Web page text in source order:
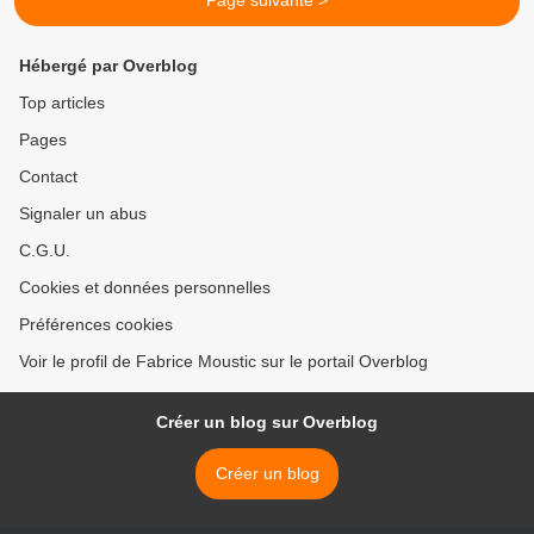
Hébergé par Overblog
Top articles
Pages
Contact
Signaler un abus
C.G.U.
Cookies et données personnelles
Préférences cookies
Voir le profil de Fabrice Moustic sur le portail Overblog
Créer un blog sur Overblog
Créer un blog